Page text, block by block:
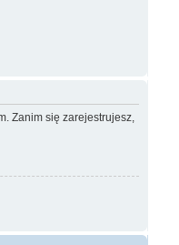
Zanim się zarejestrujesz,